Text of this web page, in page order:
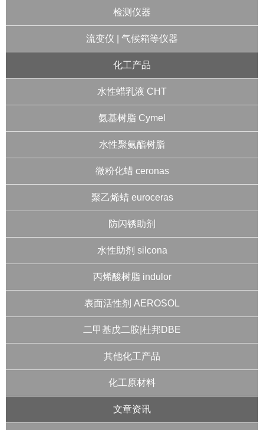
检测仪器
流变仪 | 气候箱等仪器
化工产品
水性蜡乳液 CHT
氨基树脂 Cymel
水性聚氨酯树脂
微粉化蜡 ceronas
聚乙烯蜡 euroceras
防闪锈助剂
水性助剂 silcona
丙烯酸树脂 indulor
表面活性剂 AEROSOL
二甲基戊二胺|杜邦DBE
其他化工产品
化工原材料
文章资讯